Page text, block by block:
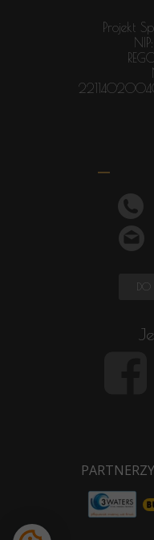
DO
Projekt